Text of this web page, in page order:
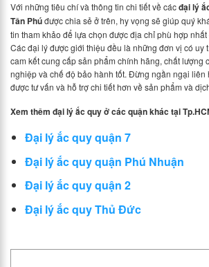
Với những tiêu chí và thông tin chi tiết về cácđại lý
Tân Phúđược chia sẻ ở trên, hy vọng sẽ giúp quý
tin tham khảo để lựa chọn được địa chỉ phù hợp
Các đại lý được giới thiệu đều là những đơn vị có uy
cam kết cung cấp sản phẩm chính hãng, chất lượng
nghiệp và chế độ bảo hành tốt. Đừng ngần ngại liên
được tư vấn và hỗ trợ chi tiết hơn về sản phẩm và
Xem thêm đại lý ắc quy ở các quận khác tại
Đại lý ắc quy quận 7
Đại lý ắc quy quận Phú Nhuận
Đại lý ắc quy quận 2
Đại lý ắc quy Thủ Đức